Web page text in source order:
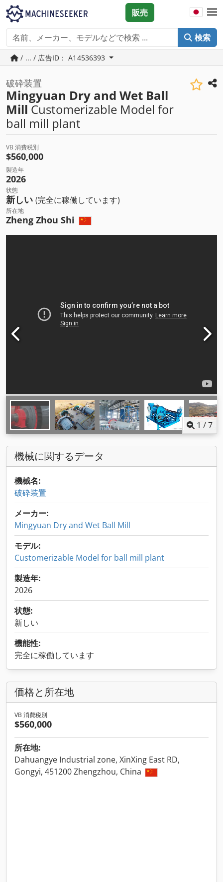
検索
販売
/ ... / 広告ID： A14536393
破砕装置
Mingyuan Dry and Wet Ball
Mill Customerizable Model for
ball mill plant
VB 消費税別
$560,000
製造年
2026
状態
新しい (完全に稼働しています)
所在地
Zheng Zhou Shi
1 /7
機械に関するデータ
機械名:
破砕装置
メーカー:
Mingyuan Dry and Wet Ball Mill
モデル:
Customerizable Model for ball mill plant
製造年:
2026
状態:
新しい
機能性:
完全に稼働しています
価格と所在地
VB 消費税別
$560,000
所在地:
Dahuangye Industrial zone, XinXing East RD,
Gongyi, 451200 Zhengzhou, China